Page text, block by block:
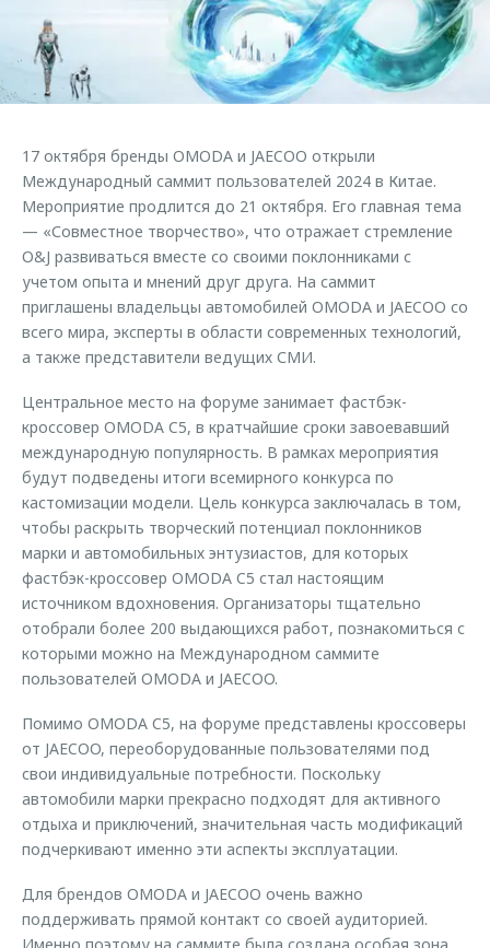
Страхование
Кредитный калькулятор
Аксессуары
Оригинальные аксессуары
Запчасти
Трейд-ин
Калькулятор трейд-ин
Клиентская поддержка
O&J Автоклуб
Клуб владельцев OMODA
Аксессуары
Одежда и сувениры
Оригинальные аксессуары
Запчасти
Обратная связь
17 октября бренды OMODA и JAECOO открыли
Международный саммит пользователей 2024 в Китае.
Мероприятие продлится до 21 октября. Его главная тема
— «Совместное творчество», что отражает стремление
O&J развиваться вместе со своими поклонниками с
учетом опыта и мнений друг друга. На саммит
приглашены владельцы автомобилей OMODA и JAECOO со
всего мира, эксперты в области современных технологий,
а также представители ведущих СМИ.
Центральное место на форуме занимает фастбэк-
кроссовер OMODA C5, в кратчайшие сроки завоевавший
международную популярность. В рамках мероприятия
будут подведены итоги всемирного конкурса по
кастомизации модели. Цель конкурса заключалась в том,
чтобы раскрыть творческий потенциал поклонников
марки и автомобильных энтузиастов, для которых
фастбэк-кроссовер OMODA C5 стал настоящим
источником вдохновения. Организаторы тщательно
отобрали более 200 выдающихся работ, познакомиться с
которыми можно на Международном саммите
пользователей OMODA и JAECOO.
Помимо OMODA C5, на форуме представлены кроссоверы
от JAECOO, переоборудованные пользователями под
свои индивидуальные потребности. Поскольку
автомобили марки прекрасно подходят для активного
отдыха и приключений, значительная часть модификаций
подчеркивают именно эти аспекты эксплуатации.
Для брендов OMODA и JAECOO очень важно
поддерживать прямой контакт со своей аудиторией.